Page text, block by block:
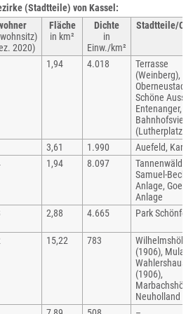
(Stadtteile) von Kassel:
2020)
Fläche
in km²
Dichte
in
Einw./km²
Stadtteile/
1,94 4.018
Terrasse
(Weinberg),
Oberneustadt,
Schöne
Entenanger,
(Lutherplatz)
3,61 1.990
Auefeld,
1,94 8.097
Samuel-
Anlage,
Anlage
2,88 4.665 Park Schönfeld
15,22 783
Wilhelmshöhe
(1906),
(1906),
Neuholland